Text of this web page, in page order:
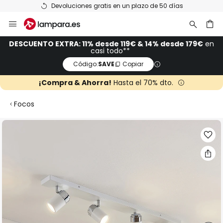
Devoluciones gratis en un plazo de 50 días
al
contenido
DESCUENTO EXTRA: 11% desde 119€ & 14% desde 179€ en
casi todo**
Código:SAVE Copiar
¡Compra & Ahorra! Hasta el 70% dto.
Focos
Saltar